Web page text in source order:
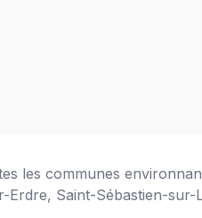
les communes
Saint-Sébastien-sur-